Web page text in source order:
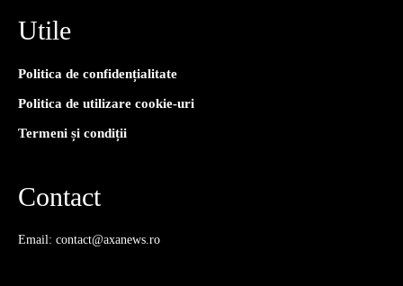
Utile
Politica de confidențialitate
Politica de utilizare cookie-uri
Termeni și condiții
Contact
Email: contact@axanews.ro